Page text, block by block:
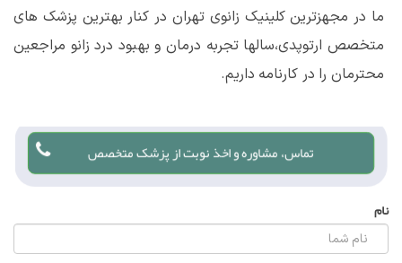
ما در مجهزترین کلینیک زانوی تهران در کنار بهترین پزشک های
متخصص ارتوپدی،سالها تجربه درمان و بهبود درد زانو مراجعین
محترمان را در کارنامه داریم.
تماس، مشاوره و اخذ نوبت از پزشک متخصص
نام